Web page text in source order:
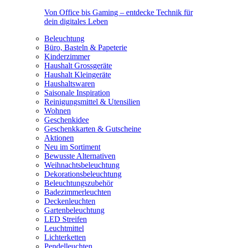
Von Office bis Gaming – entdecke Technik für
dein digitales Leben
Beleuchtung
Büro, Basteln & Papeterie
Kinderzimmer
Haushalt Grossgeräte
Haushalt Kleingeräte
Haushaltswaren
Saisonale Inspiration
Reinigungsmittel & Utensilien
Wohnen
Geschenkidee
Geschenkkarten & Gutscheine
Aktionen
Neu im Sortiment
Bewusste Alternativen
Weihnachtsbeleuchtung
Dekorationsbeleuchtung
Beleuchtungszubehör
Badezimmerleuchten
Deckenleuchten
Gartenbeleuchtung
LED Streifen
Leuchtmittel
Lichterketten
Pendelleuchten